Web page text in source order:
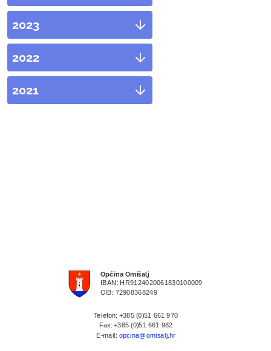
2023
2022
2021
Općina Omišalj
IBAN: HR9124020061830100009
OIB: 72908368249
Telefon: +385 (0)51 661 970
Fax: +385 (0)51 661 982
E-mail: opcina@omisalj.hr